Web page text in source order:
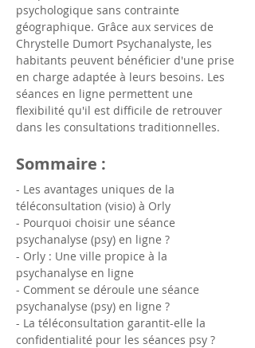
psychologique sans contrainte
géographique. Grâce aux services de
Chrystelle Dumort Psychanalyste, les
habitants peuvent bénéficier d'une prise
en charge adaptée à leurs besoins. Les
séances en ligne permettent une
flexibilité qu'il est difficile de retrouver
dans les consultations traditionnelles.
Sommaire :
- Les avantages uniques de la
téléconsultation (visio) à Orly
- Pourquoi choisir une séance
psychanalyse (psy) en ligne ?
- Orly : Une ville propice à la
psychanalyse en ligne
- Comment se déroule une séance
psychanalyse (psy) en ligne ?
- La téléconsultation garantit-elle la
confidentialité pour les séances psy ?